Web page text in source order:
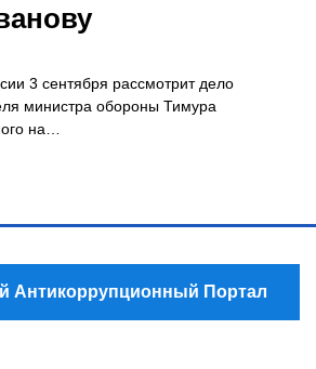
3 сентября рассмотрит дело
министра обороны Тимура
на…
Антикоррупционный Портал